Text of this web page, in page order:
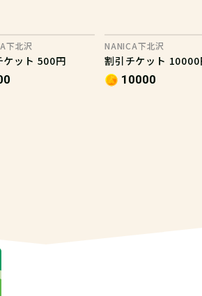
下北沢
ケット 500円
NANICA下北沢
割引チケット 10000
10000